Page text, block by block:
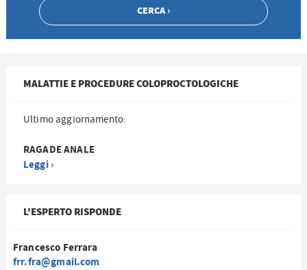
MALATTIE E PROCEDURE COLOPROCTOLOGICHE
Ultimo aggiornamento:
RAGADE ANALE
Leggi ›
L'ESPERTO RISPONDE
Francesco Ferrara
frr.fra@gmail.com